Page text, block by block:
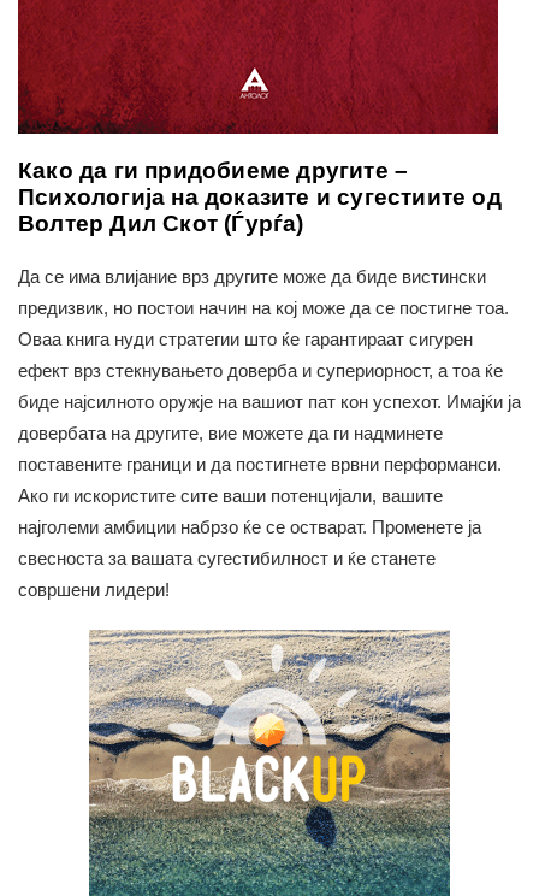
Како да ги придобиеме другите –
Психологија на доказите и сугестиите од
Волтер Дил Скот (Ѓурѓа)
Да се има влијание врз другите може да биде вистински
предизвик, но постои начин на кој може да се постигне тоа.
Оваа книга нуди стратегии што ќе гарантираат сигурен
ефект врз стекнувањето доверба и супериорност, а тоа ќе
биде најсилното оружје на вашиот пат кон успехот. Имајќи ја
довербата на другите, вие можете да ги надминете
поставените граници и да постигнете врвни перформанси.
Ако ги искористите сите ваши потенцијали, вашите
најголеми амбиции набрзо ќе се остварат. Променете ја
свесноста за вашата сугестибилност и ќе станете
совршени лидери!